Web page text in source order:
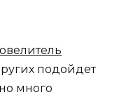
подойдет
много